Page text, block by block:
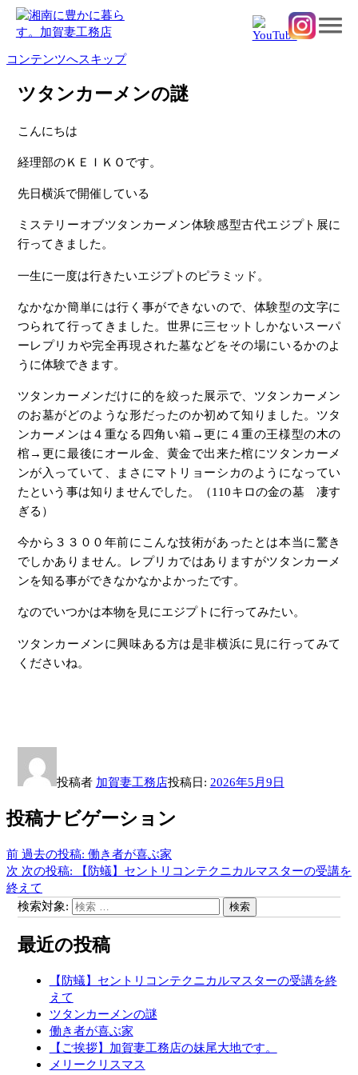
コンテンツへスキップ
ツタンカーメンの謎
こんにちは
経理部のＫＥＩＫＯです。
先日横浜で開催している
ミステリーオブツタンカーメン体験感型古代エジプト展に
行ってきました。
一生に一度は行きたいエジプトのピラミッド。
なかなか簡単には行く事ができないので、体験型の文字に
つられて行ってきました。世界に三セットしかないスーパ
ーレプリカや完全再現された墓などをその場にいるかのよ
うに体験できます。
ツタンカーメンだけに的を絞った展示で、ツタンカーメン
のお墓がどのような形だったのか初めて知りました。ツタ
ンカーメンは４重なる四角い箱→更に４重の王様型の木の
棺→更に最後にオール金、黄金で出来た棺にツタンカーメ
ンが入っていて、まさにマトリョーシカのようになってい
たという事は知りませんでした。（110キロの金の墓 凄す
ぎる）
今から３３００年前にこんな技術があったとは本当に驚き
でしかありません。レプリカではありますがツタンカーメ
ンを知る事ができなかなかよかったです。
なのでいつかは本物を見にエジプトに行ってみたい。
ツタンカーメンに興味ある方は是非横浜に見に行ってみて
くださいね。
投稿者 加賀妻工務店投稿日: 2026年5月9日
投稿ナビゲーション
前 過去の投稿: 働き者が喜ぶ家
次 次の投稿:
【防蟻】セントリコンテクニカルマスターの受講を
終えて
検索対象:
検索
最近の投稿
【防蟻】セントリコンテクニカルマスターの受講を終
えて
ツタンカーメンの謎
働き者が喜ぶ家
【ご挨拶】加賀妻工務店の妹尾大地です。
メリークリスマス